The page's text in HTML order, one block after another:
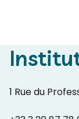
1 Rue du